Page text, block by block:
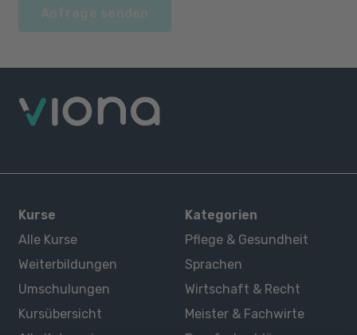
Kurse
Alle Kurse
Weiterbildungen
Umschulungen
Kursübersicht
Kategorien
Pflege & Gesundheit
Sprachen
Wirtschaft & Recht
Meister & Fachwirte